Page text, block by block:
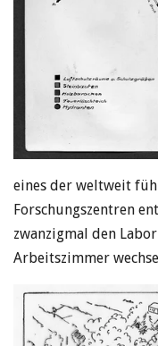
eines der weltweit
Forschungszentren
zwanzigmal den
Arbeitszimmer